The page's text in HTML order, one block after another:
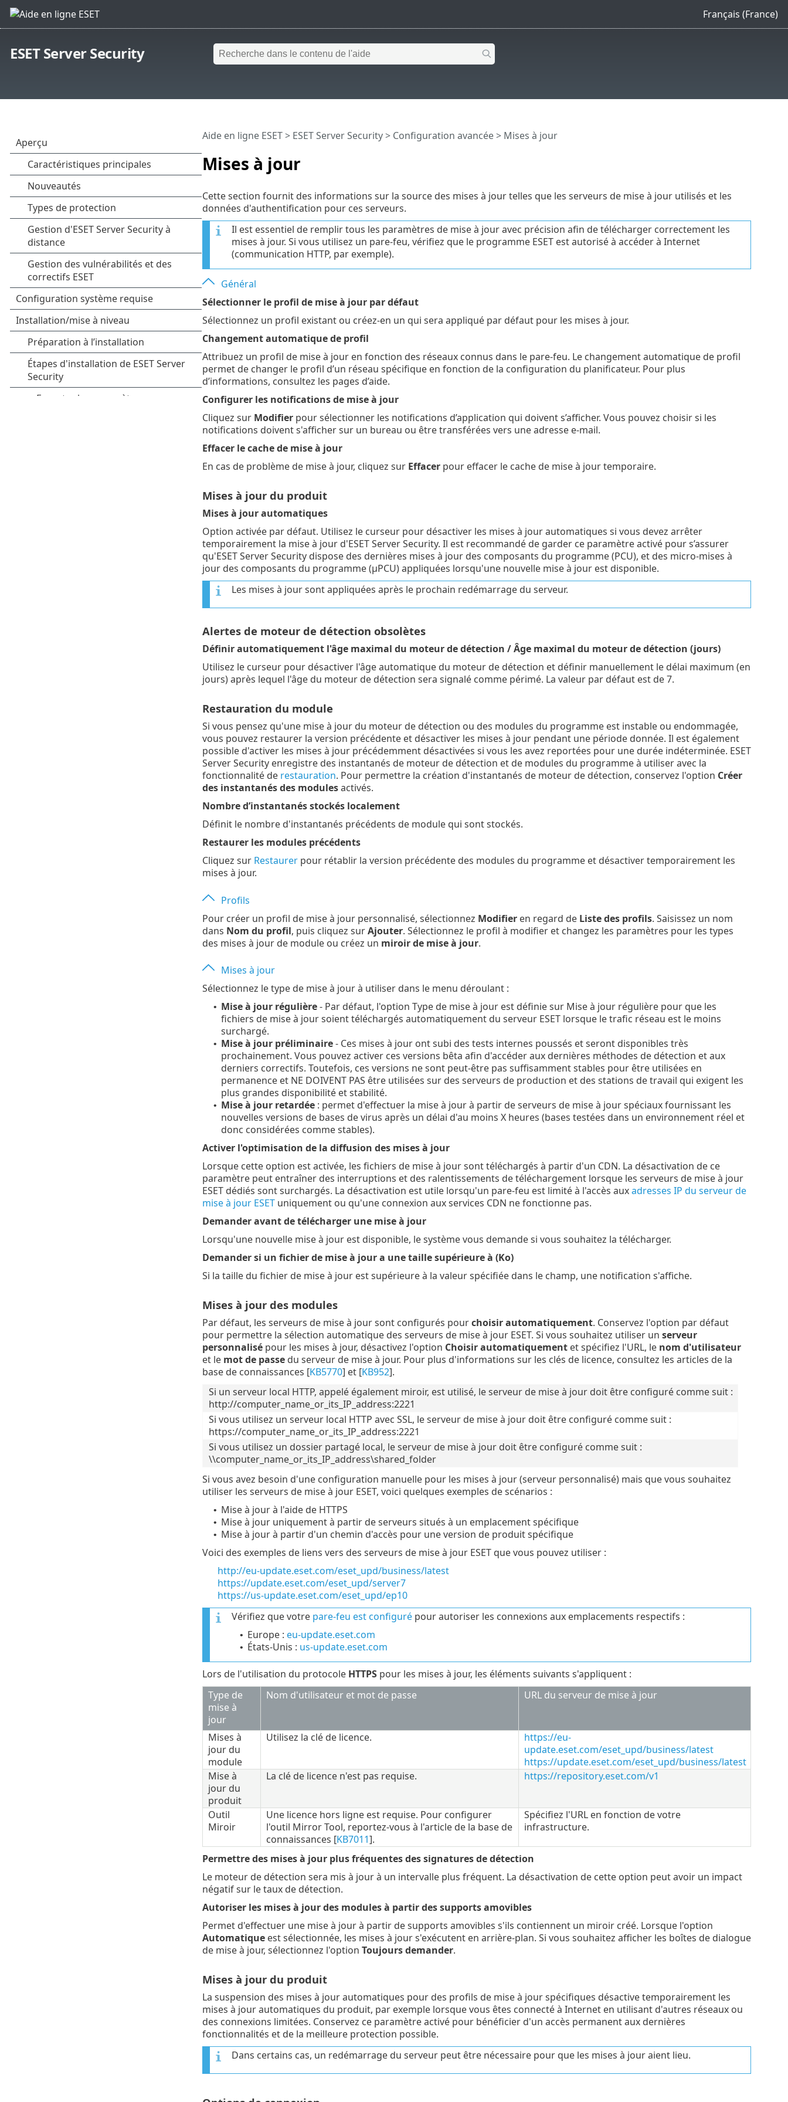
Français (France)
ESET Server Security
Mises à jour
Aide en ligne ESET> ESET Server Security> Configuration avancée> Mises à jour
Cette section fournit des informations sur la source des mises à jour telles que les serveurs de mise à jour utilisés et les
données d'authentification pour ces serveurs.
Il est essentiel de remplir tous les paramètres de mise à jour avec précision afin de télécharger correctement les
mises à jour. Si vous utilisez un pare-feu, vérifiez que le programme ESET est autorisé à accéder à Internet
(communication HTTP, par exemple).
Général
Sélectionner le profil de mise à jour par défaut
Sélectionnez un profil existant ou créez-en un qui sera appliqué par défaut pour les mises à jour.
Changement automatique de profil
Attribuez un profil de mise à jour en fonction des réseaux connus dans le pare-feu. Le changement automatique de profil
permet de changer le profil d’un réseau spécifique en fonction de la configuration du planificateur. Pour plus
d’informations, consultez les pages d’aide.
Configurer les notifications de mise à jour
Cliquez sur Modifierpour sélectionner les notifications d’application qui doivent s’afficher. Vous pouvez choisir si les
notifications doivent s'afficher sur un bureau ou être transférées vers une adresse e-mail.
Effacer le cache de mise à jour
En cas de problème de mise à jour, cliquez sur Effacerpour effacer le cache de mise à jour temporaire.
Mises à jour du produit
Mises à jour automatiques
Option activée par défaut. Utilisez le curseur pour désactiver les mises à jour automatiques si vous devez arrêter
temporairement la mise à jour d'ESET Server Security. Il est recommandé de garder ce paramètre activé pour s’assurer
qu'ESET Server Security dispose des dernières mises à jour des composants du programme (PCU), et des micro-mises à
jour des composants du programme (μPCU) appliquées lorsqu'une nouvelle mise à jour est disponible.
Les mises à jour sont appliquées après le prochain redémarrage du serveur.
Alertes de moteur de détection obsolètes
Définir automatiquement l'âge maximal du moteur de détection / Âge maximal du moteur de détection (jours)
Utilisez le curseur pour désactiver l'âge automatique du moteur de détection et définir manuellement le délai maximum (en
jours) après lequel l'âge du moteur de détection sera signalé comme périmé. La valeur par défaut est de 7.
Restauration du module
Si vous pensez qu'une mise à jour du moteur de détection ou des modules du programme est instable ou endommagée,
vous pouvez restaurer la version précédente et désactiver les mises à jour pendant une période donnée. Il est également
possible d'activer les mises à jour précédemment désactivées si vous les avez reportées pour une durée indéterminée. ESET
Server Security enregistre des instantanés de moteur de détection et de modules du programme à utiliser avec la
fonctionnalité de restauration. Pour permettre la création d'instantanés de moteur de détection, conservez l'option Créer
des instantanés des modulesactivés.
Nombre d’instantanés stockés localement
Définit le nombre d'instantanés précédents de module qui sont stockés.
Restaurer les modules précédents
Cliquez sur Restaurerpour rétablir la version précédente des modules du programme et désactiver temporairement les
mises à jour.
Profils
Pour créer un profil de mise à jour personnalisé, sélectionnez Modifieren regard de Liste des profils. Saisissez un nom
dans Nom du profil, puis cliquez surAjouter. Sélectionnez le profil à modifier et changez les paramètres pour les types
des mises à jour de module ou créez un miroir de mise à jour.
Mises à jour
Sélectionnez le type de mise à jour à utiliser dans le menu déroulant :
• Mise à jour régulière- Par défaut, l'option Type de mise à jour est définie sur Mise à jour régulière pour que les
fichiers de mise à jour soient téléchargés automatiquement du serveur ESET lorsque le trafic réseau est le moins
surchargé.
• Mise à jour préliminaire- Ces mises à jour ont subi des tests internes poussés et seront disponibles très
prochainement. Vous pouvez activer ces versions bêta afin d'accéder aux dernières méthodes de détection et aux
derniers correctifs. Toutefois, ces versions ne sont peut-être pas suffisamment stables pour être utilisées en
permanence et NE DOIVENT PAS être utilisées sur des serveurs de production et des stations de travail qui exigent les
plus grandes disponibilité et stabilité.
• Mise à jour retardée: permet d'effectuer la mise à jour à partir de serveurs de mise à jour spéciaux fournissant les
nouvelles versions de bases de virus après un délai d'au moins X heures (bases testées dans un environnement réel et
donc considérées comme stables).
Activer l'optimisation de la diffusion des mises à jour
Lorsque cette option est activée, les fichiers de mise à jour sont téléchargés à partir d'un CDN. La désactivation de ce
paramètre peut entraîner des interruptions et des ralentissements de téléchargement lorsque les serveurs de mise à jour
ESET dédiés sont surchargés. La désactivation est utile lorsqu'un pare-feu est limité à l'accès auxadresses IP du serveur de
mise à jour ESETuniquement ou qu'une connexion aux services CDN ne fonctionne pas.
Demander avant de télécharger une mise à jour
Lorsqu'une nouvelle mise à jour est disponible, le système vous demande si vous souhaitez la télécharger.
Demander si un fichier de mise à jour a une taille supérieure à (Ko)
Si la taille du fichier de mise à jour est supérieure à la valeur spécifiée dans le champ, une notification s'affiche.
Mises à jour des modules
Par défaut, les serveurs de mise à jour sont configurés pourchoisir automatiquement. Conservez l'option par défaut
pour permettre la sélection automatique des serveurs de mise à jour ESET. Si vous souhaitez utiliser un serveur
personnalisépour les mises à jour, désactivez l'option Choisir automatiquementet spécifiez l'URL, le nom d'utilisateur
et le mot de passedu serveur de mise à jour. Pour plus d'informations sur les clés de licence, consultez les articles de la
base de connaissances [KB5770] et [KB952].
Si un serveur local HTTP, appelé également miroir, est utilisé, le serveur de mise à jour doit être configuré comme suit :
http://computer_name_or_its_IP_address:2221
Si vous utilisez un serveur local HTTP avec SSL, le serveur de mise à jour doit être configuré comme suit :
https://computer_name_or_its_IP_address:2221
Si vous utilisez un dossier partagé local, le serveur de mise à jour doit être configuré comme suit :
\\computer_name_or_its_IP_address\shared_folder
Si vous avez besoin d'une configuration manuelle pour les mises à jour (serveur personnalisé) mais que vous souhaitez
utiliser les serveurs de mise à jour ESET, voici quelques exemples de scénarios :
• Mise à jour à l'aide de HTTPS
• Mise à jour uniquement à partir de serveurs situés à un emplacement spécifique
• Mise à jour à partir d'un chemin d'accès pour une version de produit spécifique
Voici des exemples de liens vers des serveurs de mise à jour ESET que vous pouvez utiliser :
http://eu-update.eset.com/eset_upd/business/latest
https://update.eset.com/eset_upd/server7
https://us-update.eset.com/eset_upd/ep10
Vérifiez que votre pare-feu est configurépour autoriser les connexions aux emplacements respectifs :
• Europe : eu-update.eset.com
• États-Unis : us-update.eset.com
Lors de l'utilisation du protocole HTTPSpour les mises à jour, les éléments suivants s'appliquent :
Type de
mise à
jour
Nom d'utilisateur et mot de passe URL du serveur de mise à jour
Mises à
jour du
module
Utilisez la clé de licence.
https://eu-
update.eset.com/eset_upd/business/latest
https://update.eset.com/eset_upd/business/latest
Mise à
jour du
produit
La clé de licence n'est pas requise. https://repository.eset.com/v1
Outil
Miroir
Une licence hors ligne est requise. Pour configurer
l'outil Mirror Tool, reportez-vous à l'article de la base de
connaissances [KB7011].
Spécifiez l'URL en fonction de votre
infrastructure.
Permettre des mises à jour plus fréquentes des signatures de détection
Le moteur de détection sera mis à jour à un intervalle plus fréquent. La désactivation de cette option peut avoir un impact
négatif sur le taux de détection.
Autoriser les mises à jour des modules à partir des supports amovibles
Permet d'effectuer une mise à jour à partir de supports amovibles s'ils contiennent un miroir créé. Lorsque l'option
Automatiqueest sélectionnée, les mises à jour s'exécutent en arrière-plan. Si vous souhaitez afficher les boîtes de dialogue
de mise à jour, sélectionnez l'option Toujours demander.
Mises à jour du produit
La suspension des mises à jour automatiques pour des profils de mise à jour spécifiques désactive temporairement les
mises à jour automatiques du produit, par exemple lorsque vous êtes connecté à Internet en utilisant d'autres réseaux ou
des connexions limitées. Conservez ce paramètre activé pour bénéficier d'un accès permanent aux dernières
fonctionnalités et de la meilleure protection possible.
Dans certains cas, un redémarrage du serveur peut être nécessaire pour que les mises à jour aient lieu.